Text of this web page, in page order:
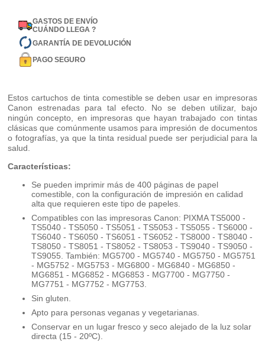
GASTOS DE ENVÍO
CUÁNDO LLEGA ?
GARANTÍA DE DEVOLUCIÓN
PAGO SEGURO
Estos cartuchos de tinta comestible se deben usar en impresoras
Canon estrenadas para tal efecto. No se deben utilizar, bajo
ningún concepto, en impresoras que hayan trabajado con tintas
clásicas que comúnmente usamos para impresión de documentos
o fotografías, ya que la tinta residual puede ser perjudicial para la
salud.
Características:
Se pueden imprimir más de 400 páginas de papel
comestible, con la configuración de impresión en calidad
alta que requieren este tipo de papeles.
Compatibles con las impresoras Canon: PIXMA TS5000 -
TS5040 - TS5050 - TS5051 - TS5053 - TS5055 - TS6000 -
TS6040 - TS6050 - TS6051 - TS6052 - TS8000 - TS8040 -
TS8050 - TS8051 - TS8052 - TS8053 - TS9040 - TS9050 -
TS9055. También: MG5700 - MG5740 - MG5750 - MG5751
- MG5752 - MG5753 - MG6800 - MG6840 - MG6850 -
MG6851 - MG6852 - MG6853 - MG7700 - MG7750 -
MG7751 - MG7752 - MG7753.
Sin gluten.
Apto para personas veganas y vegetarianas.
Conservar en un lugar fresco y seco alejado de la luz solar
directa (15 - 20ºC).